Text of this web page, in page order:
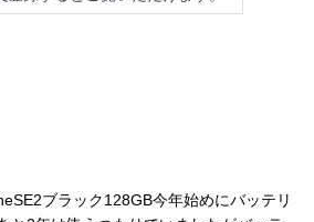
ブラック128GB今年始めにバッテリ